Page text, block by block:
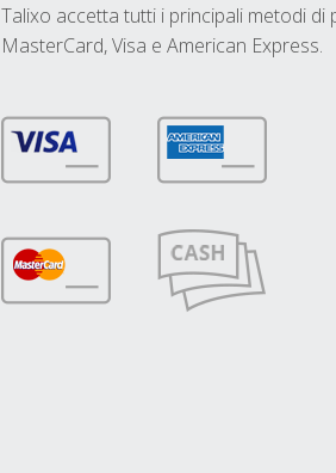
Talixo accetta tutti i principali metodi di
MasterCard, Visa e American Express.